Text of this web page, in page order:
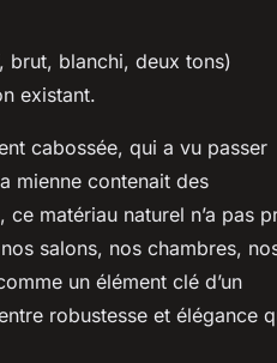
brut, blanchi, deux tons)
existant.
cabossée, qui a vu passer
mienne contenait des
matériau naturel n’a pas
salons, nos chambres,
un élément clé d’un
robustesse et élégance